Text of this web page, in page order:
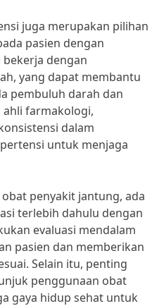
juga merupakan pilihan
pasien dengan
dengan
yang dapat membantu
pembuluh darah dan
ahli farmakologi,
dalam
untuk menjaga
penyakit jantung, ada
terlebih dahulu dengan
evaluasi mendalam
pasien dan memberikan
Selain itu, penting
penggunaan obat
gaya hidup sehat untuk